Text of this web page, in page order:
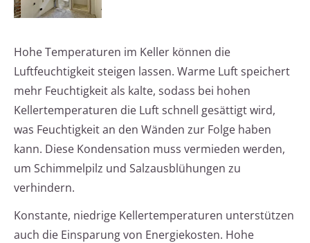
Hohe Temperaturen im Keller können die
Luftfeuchtigkeit steigen lassen. Warme Luft speichert
mehr Feuchtigkeit als kalte, sodass bei hohen
Kellertemperaturen die Luft schnell gesättigt wird,
was Feuchtigkeit an den Wänden zur Folge haben
kann. Diese Kondensation muss vermieden werden,
um Schimmelpilz und Salzausblühungen zu
verhindern.
Konstante, niedrige Kellertemperaturen unterstützen
auch die Einsparung von Energiekosten. Hohe